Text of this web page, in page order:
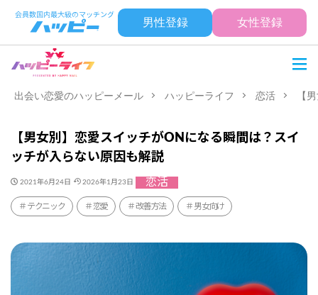
男性登録 女性登録
出会い恋愛のハッピーメール ハッピーライフ 恋活 【
【男女別】恋愛スイッチがONになる瞬間は？スイ
ッチが入らない原因も解説
2021年6月24日 2026年1月23日 恋活
テクニック 恋愛 改善方法 男女向け